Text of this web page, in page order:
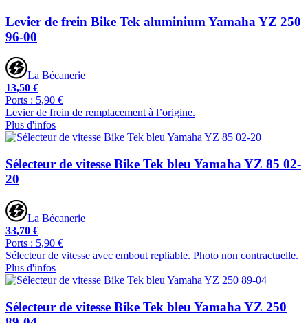
Levier de frein Bike Tek aluminium Yamaha YZ 250
96-00
La Bécanerie
13,50 €
Ports : 5,90 €
Levier de frein de remplacement à l’origine.
Plus d'infos
Sélecteur de vitesse Bike Tek bleu Yamaha YZ 85 02-
20
La Bécanerie
33,70 €
Ports : 5,90 €
Sélecteur de vitesse avec embout repliable. Photo non contractuelle.
Plus d'infos
Sélecteur de vitesse Bike Tek bleu Yamaha YZ 250